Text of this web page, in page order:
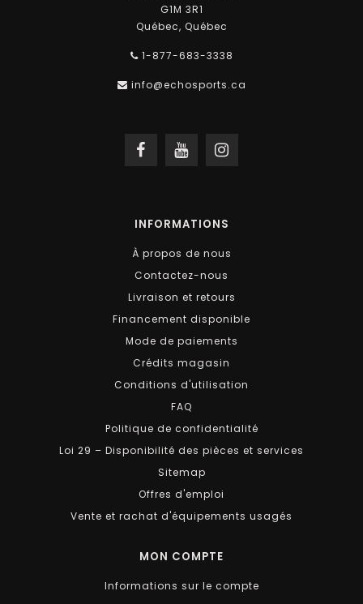
G1M 3R1
Québec, Québec
1-877-683-3338
info@echosports.ca
INFORMATIONS
À propos de nous
Contactez-nous
Livraison et retours
Financement disponible
Mode de paiements
Crédits magasin
Conditions d'utilisation
FAQ
Politique de confidentialité
Loi 29 – Disponibilité des pièces et services
Sitemap
Offres d'emploi
Vente et rachat d'équipements usagés
MON COMPTE
Informations sur le compte